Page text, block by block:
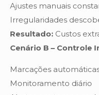
Ajustes manuais
Irregularidades
Resultado: Custos
Cenário B – Controle
Marcações
Monitoramento diário